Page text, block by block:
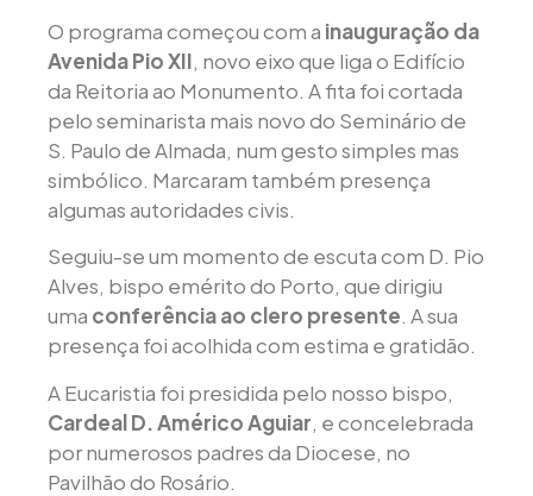
O programa começou com a inauguração da
Avenida Pio XII, novo eixo que liga o Edifício
da Reitoria ao Monumento. A fita foi cortada
pelo seminarista mais novo do Seminário de
S. Paulo de Almada, num gesto simples mas
simbólico. Marcaram também presença
algumas autoridades civis.
Seguiu-se um momento de escuta com D. Pio
Alves, bispo emérito do Porto, que dirigiu
uma conferência ao clero presente. A sua
presença foi acolhida com estima e gratidão.
A Eucaristia foi presidida pelo nosso bispo,
Cardeal D. Américo Aguiar, e concelebrada
por numerosos padres da Diocese, no
Pavilhão do Rosário.